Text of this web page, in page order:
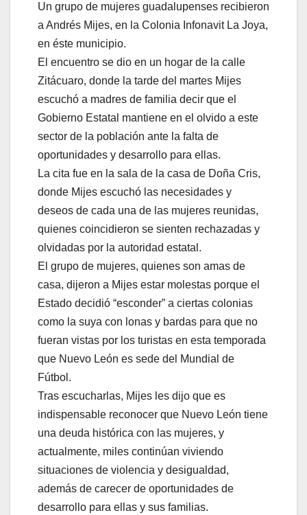
Un grupo de mujeres guadalupenses recibieron
a Andrés Mijes, en la Colonia Infonavit La Joya,
en éste municipio.
El encuentro se dio en un hogar de la calle
Zitácuaro, donde la tarde del martes Mijes
escuchó a madres de familia decir que el
Gobierno Estatal mantiene en el olvido a este
sector de la población ante la falta de
oportunidades y desarrollo para ellas.
La cita fue en la sala de la casa de Doña Cris,
donde Mijes escuchó las necesidades y
deseos de cada una de las mujeres reunidas,
quienes coincidieron se sienten rechazadas y
olvidadas por la autoridad estatal.
El grupo de mujeres, quienes son amas de
casa, dijeron a Mijes estar molestas porque el
Estado decidió “esconder” a ciertas colonias
como la suya con lonas y bardas para que no
fueran vistas por los turistas en esta temporada
que Nuevo León es sede del Mundial de
Fútbol.
Tras escucharlas, Mijes les dijo que es
indispensable reconocer que Nuevo León tiene
una deuda histórica con las mujeres, y
actualmente, miles continúan viviendo
situaciones de violencia y desigualdad,
además de carecer de oportunidades de
desarrollo para ellas y sus familias.